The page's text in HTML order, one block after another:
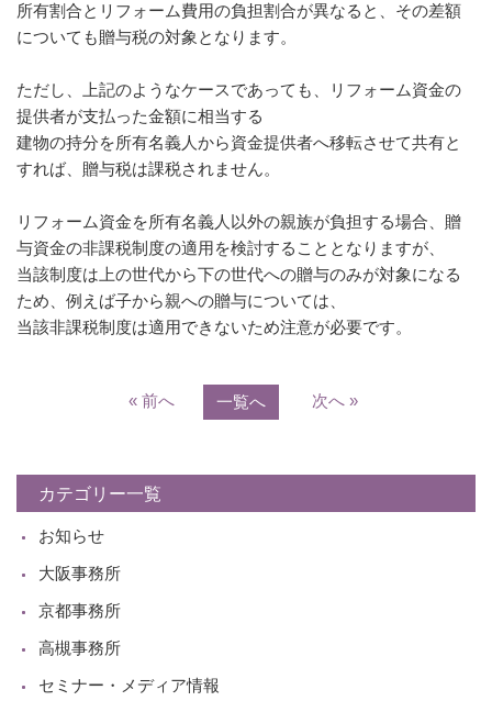
所有割合とリフォーム費用の負担割合が異なると、その差額
についても贈与税の対象となります。
ただし、上記のようなケースであっても、リフォーム資金の
提供者が支払った金額に相当する
建物の持分を所有名義人から資金提供者へ移転させて共有と
すれば、贈与税は課税されません。
リフォーム資金を所有名義人以外の親族が負担する場合、贈
与資金の非課税制度の適用を検討することとなりますが、
当該制度は上の世代から下の世代への贈与のみが対象になる
ため、例えば子から親への贈与については、
当該非課税制度は適用できないため注意が必要です。
« 前へ 一覧へ 次へ »
カテゴリー一覧
お知らせ
大阪事務所
京都事務所
高槻事務所
セミナー・メディア情報